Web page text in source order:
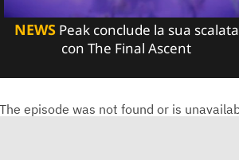
NEWSPeak conclude la sua scalata
con The Final Ascent